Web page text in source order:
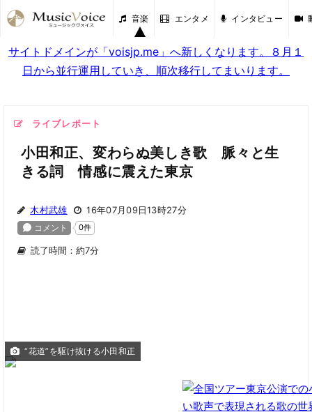
音楽 エンタメ インタビュー
サイトドメインが「voisjp.me」へ新しくなります。８月１
日から並行運用していき、順次移行してまいります。
ライブレポート
小田和正、変わらぬ美しき歌 脈々と生
きる詞 情感に震えた東京
木村武雄 16年07月09日13時27分
読了時間：約7分
“花道”を駆け抜ける小田和正